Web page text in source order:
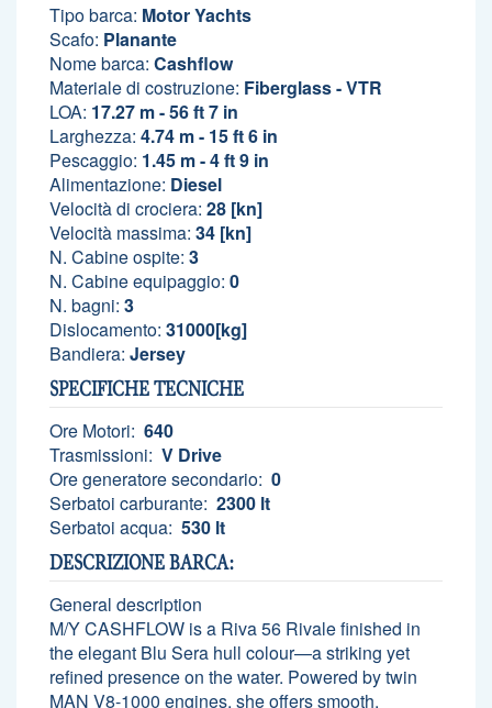
Tipo barca: Motor Yachts
Scafo: Planante
Nome barca: Cashflow
Materiale di costruzione: Fiberglass - VTR
LOA: 17.27 m - 56 ft 7 in
Larghezza: 4.74 m - 15 ft 6 in
Pescaggio: 1.45 m - 4 ft 9 in
Alimentazione: Diesel
Velocità di crociera: 28 [kn]
Velocità massima: 34 [kn]
N. Cabine ospite: 3
N. Cabine equipaggio: 0
N. bagni: 3
Dislocamento: 31000[kg]
Bandiera: Jersey
SPECIFICHE TECNICHE
Ore Motori: 640
Trasmissioni: V Drive
Ore generatore secondario: 0
Serbatoi carburante: 2300 lt
Serbatoi acqua: 530 lt
DESCRIZIONE BARCA:
General description
M/Y CASHFLOW is a Riva 56 Rivale finished in
the elegant Blu Sera hull colour—a striking yet
refined presence on the water. Powered by twin
MAN V8-1000 engines, she offers smooth,